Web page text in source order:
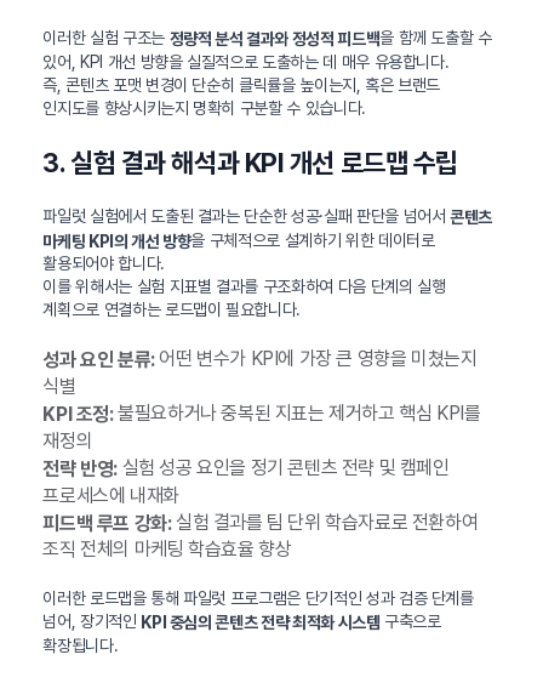
이러한 실험 구조는 정량적 분석 결과와 정성적 피드백을 함께 도출할 수
있어, KPI 개선 방향을 실질적으로 도출하는 데 매우 유용합니다.
즉, 콘텐츠 포맷 변경이 단순히 클릭률을 높이는지, 혹은 브랜드
인지도를 향상시키는지 명확히 구분할 수 있습니다.
3. 실험 결과 해석과 KPI 개선 로드맵 수립
파일럿 실험에서 도출된 결과는 단순한 성공·실패 판단을 넘어서콘텐츠
마케팅 KPI의 개선 방향을 구체적으로 설계하기 위한 데이터로
활용되어야 합니다.
이를 위해서는 실험 지표별 결과를 구조화하여 다음 단계의 실행
계획으로 연결하는 로드맵이 필요합니다.
성과 요인 분류:어떤 변수가 KPI에 가장 큰 영향을 미쳤는지
식별
KPI 조정:불필요하거나 중복된 지표는 제거하고 핵심 KPI를
재정의
전략 반영:실험 성공 요인을 정기 콘텐츠 전략 및 캠페인
프로세스에 내재화
피드백 루프 강화:실험 결과를 팀 단위 학습자료로 전환하여
조직 전체의 마케팅 학습효율 향상
이러한 로드맵을 통해 파일럿 프로그램은 단기적인 성과 검증 단계를
넘어, 장기적인 KPI 중심의 콘텐츠 전략 최적화 시스템 구축으로
확장됩니다.